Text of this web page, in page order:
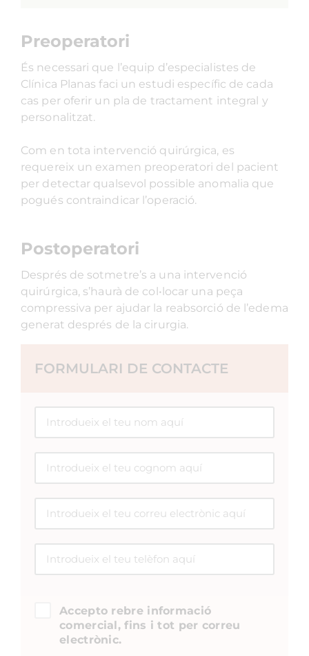
Preoperatori
És necessari que l’equip d’especialistes de
Clínica Planas faci un estudi específic de cada
cas per oferir un pla de tractament integral y
personalitzat.
Com en tota intervenció quirúrgica, es
requereix un examen preoperatori del pacient
per detectar qualsevol possible anomalia que
pogués contraindicar l’operació.
Postoperatori
Després de sotmetre’s a una intervenció
quirúrgica, s’haurà de col•locar una peça
compressiva per ajudar la reabsorció de l’edema
generat després de la cirurgia.
FORMULARI DE CONTACTE
Accepto rebre informació
comercial, fins i tot per correu
electrònic.